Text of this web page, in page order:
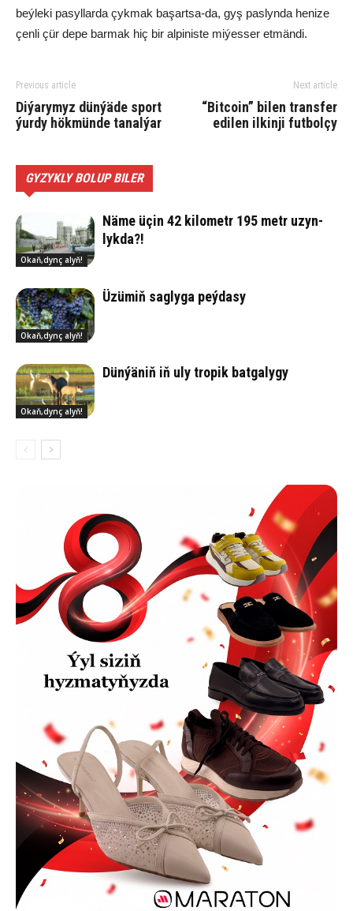
beýleki pasyllarda çykmak başartsa-da, gyş paslynda henize
çenli çür depe barmak hiç bir alpiniste miýesser etmändi.
Previous article
Diýarymyz dünýäde sport
ýurdy hökmünde tanalýar
Next article
“Bitcoin” bilen transfer
edilen ilkinji futbolçy
GYZYKLY BOLUP BILER
Okaň,dynç alyň!
Nä­me üçin 42 ki­lo­metr 195 metr uzyn­
lyk­da?!
Okaň,dynç alyň!
Üzü­miň sag­ly­ga peý­da­sy
Okaň,dynç alyň!
Dün­ýä­niň iň uly tro­pik bat­ga­ly­gy